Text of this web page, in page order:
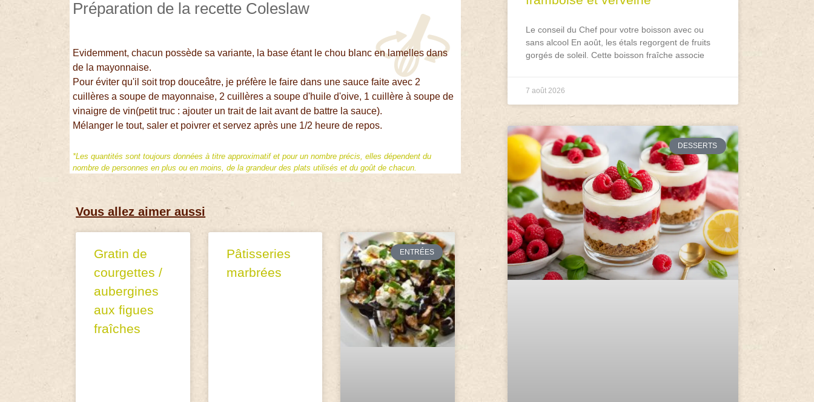
Préparation de la recette Coleslaw
Evidemment, chacun possède sa variante, la base étant le chou blanc en lamelles dans
de la mayonnaise.
Pour éviter qu'il soit trop douceâtre, je préfère le faire dans une sauce faite avec 2
cuillères a soupe de mayonnaise, 2 cuillères a soupe d'huile d'oive, 1 cuillère à soupe de
vinaigre de vin(petit truc : ajouter un trait de lait avant de battre la sauce).
Mélanger le tout, saler et poivrer et servez après une 1/2 heure de repos.
*Les quantités sont toujours données à titre approximatif et pour un nombre précis, elles dépendent du
nombre de personnes en plus ou en moins, de la grandeur des plats utilisés et du goût de chacun.
Vous allez aimer aussi
Gratin de
courgettes /
aubergines
aux figues
fraîches
Pâtisseries
marbrées
ENTRÉES
Le conseil du Chef pour votre boisson avec ou
sans alcool En août, les étals regorgent de fruits
gorgés de soleil. Cette boisson fraîche associe
7 août 2026
DESSERTS